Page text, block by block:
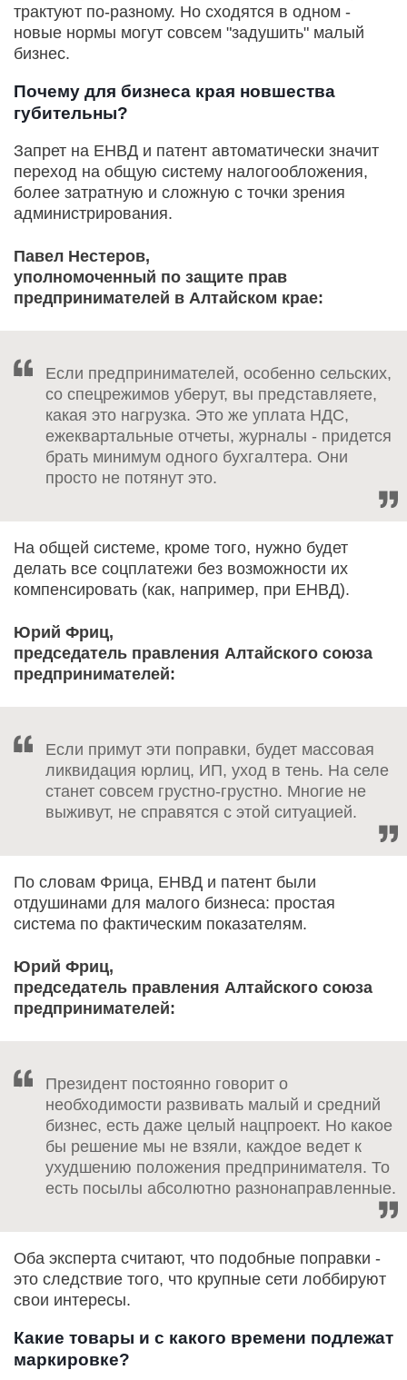
трактуют по-разному. Но сходятся в одном -
новые нормы могут совсем "задушить" малый
бизнес.
Почему для бизнеса края новшества
губительны?
Запрет на ЕНВД и патент автоматически значит
переход на общую систему налогообложения,
более затратную и сложную с точки зрения
администрирования.
Павел Нестеров,
уполномоченный по защите прав
предпринимателей в Алтайском крае:
Если предпринимателей, особенно сельских,
со спецрежимов уберут, вы представляете,
какая это нагрузка. Это же уплата НДС,
ежеквартальные отчеты, журналы - придется
брать минимум одного бухгалтера. Они
просто не потянут это.
На общей системе, кроме того, нужно будет
делать все соцплатежи без возможности их
компенсировать (как, например, при ЕНВД).
Юрий Фриц,
председатель правления Алтайского союза
предпринимателей:
Если примут эти поправки, будет массовая
ликвидация юрлиц, ИП, уход в тень. На селе
станет совсем грустно-грустно. Многие не
выживут, не справятся с этой ситуацией.
По словам Фрица, ЕНВД и патент были
отдушинами для малого бизнеса: простая
система по фактическим показателям.
Юрий Фриц,
председатель правления Алтайского союза
предпринимателей:
Президент постоянно говорит о
необходимости развивать малый и средний
бизнес, есть даже целый нацпроект. Но какое
бы решение мы не взяли, каждое ведет к
ухудшению положения предпринимателя. То
есть посылы абсолютно разнонаправленные.
Оба эксперта считают, что подобные поправки -
это следствие того, что крупные сети лоббируют
свои интересы.
Какие товары и с какого времени подлежат
маркировке?